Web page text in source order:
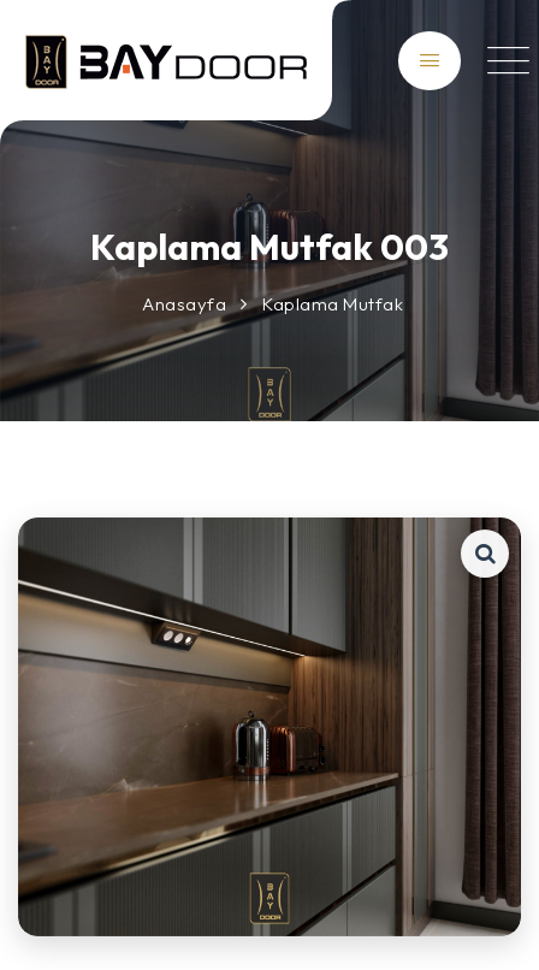
Kaplama Mutfak 003
Anasayfa Kaplama Mutfak